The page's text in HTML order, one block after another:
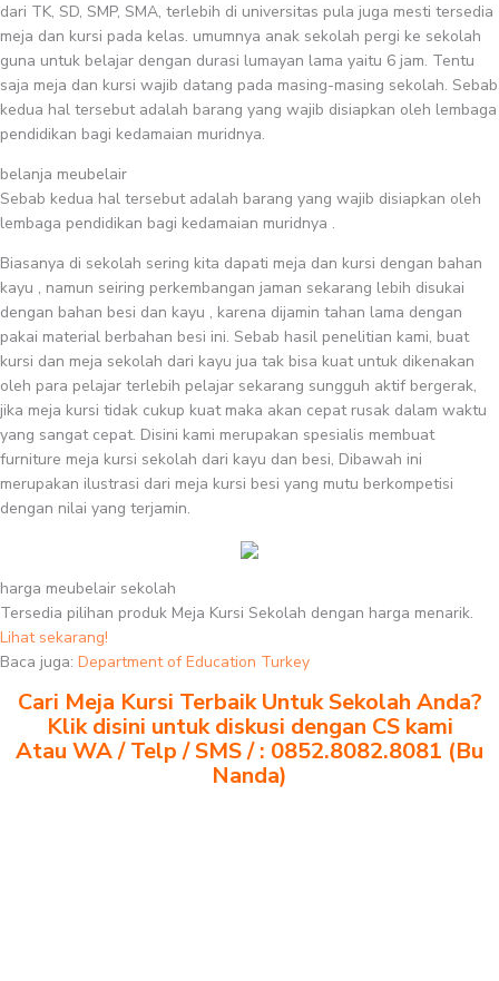
dari TK, SD, SMP, SMA, terlebih di universitas pula juga mesti tersedia
meja dan kursi pada kelas. umumnya anak sekolah pergi ke sekolah
guna untuk belajar dengan durasi lumayan lama yaitu 6 jam. Tentu
saja meja dan kursi wajib datang pada masing-masing sekolah. Sebab
kedua hal tersebut adalah barang yang wajib disiapkan oleh lembaga
pendidikan bagi kedamaian muridnya.
belanja meubelair
Sebab kedua hal tersebut adalah barang yang wajib disiapkan oleh
lembaga pendidikan bagi kedamaian muridnya .
Biasanya di sekolah sering kita dapati meja dan kursi dengan bahan
kayu , namun seiring perkembangan jaman sekarang lebih disukai
dengan bahan besi dan kayu , karena dijamin tahan lama dengan
pakai material berbahan besi ini. Sebab hasil penelitian kami, buat
kursi dan meja sekolah dari kayu jua tak bisa kuat untuk dikenakan
oleh para pelajar terlebih pelajar sekarang sungguh aktif bergerak,
jika meja kursi tidak cukup kuat maka akan cepat rusak dalam waktu
yang sangat cepat. Disini kami merupakan spesialis membuat
furniture meja kursi sekolah dari kayu dan besi, Dibawah ini
merupakan ilustrasi dari meja kursi besi yang mutu berkompetisi
dengan nilai yang terjamin.
harga meubelair sekolah
Tersedia pilihan produk Meja Kursi Sekolah dengan harga menarik.
Lihat sekarang!
Baca juga: Department of Education Turkey
Cari Meja Kursi Terbaik Untuk Sekolah Anda?
Klik disini untuk diskusi dengan CS kami
Atau WA / Telp / SMS / : 0852.8082.8081 (Bu
Nanda)